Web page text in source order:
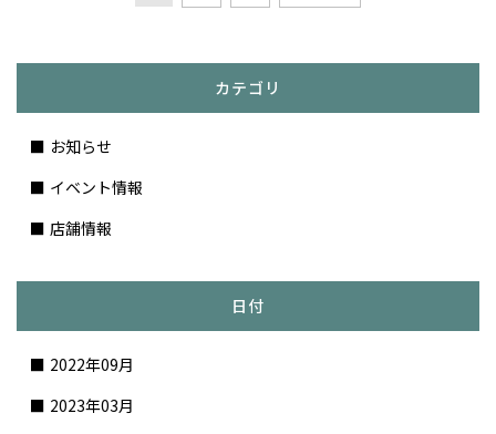
カテゴリ
お知らせ
イベント情報
店舗情報
日付
2022年09月
2023年03月